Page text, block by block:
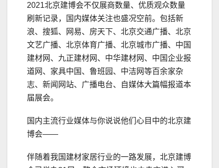
2021北京建博会不仅展商数量、优质观众数量
刷新记录，国内媒体关注也盛况空前。包括新
浪、搜狐、网易、房天下、北京交通广播、北京
文艺广播、北京体育广播、北京城市广播、中国
建材网、九正建材网、中华建材网、中国企业报
道网、家具中国、鲁班园、中洁网等百余家杂
志、新闻网站、广播电台、自媒体大篇幅报道本
届展会。
国内主流行业媒体与你说说他们心目中的北京建
博会——
伴随着我国建材家居行业的一路发展，北京建博